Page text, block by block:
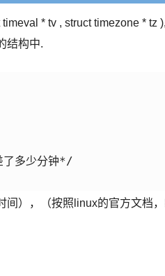
* tv , struct timezone * tz
结构中.
多少分钟*/
），（按照linux的官方文档